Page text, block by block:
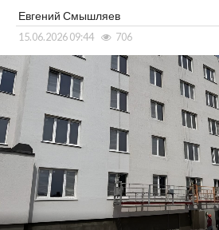
Евгений Смышляев
15.06.2026 09:44 706